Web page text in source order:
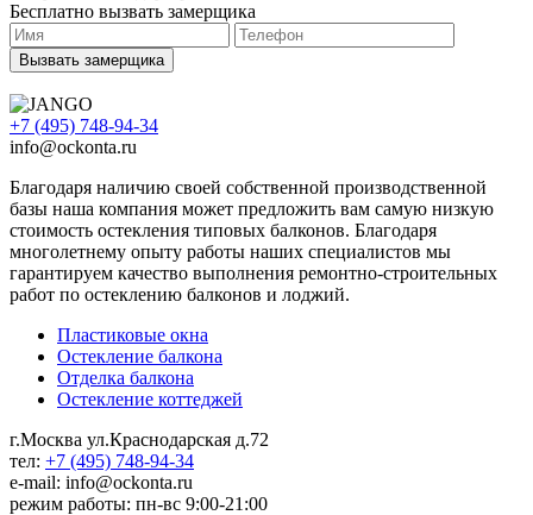
Бесплатно вызвать замерщика
Вызвать замерщика
+7 (495) 748-94-34
info@ockonta.ru
Благодаря наличию своей собственной производственной
базы наша компания может предложить вам самую низкую
стоимость остекления типовых балконов. Благодаря
многолетнему опыту работы наших специалистов мы
гарантируем качество выполнения ремонтно-строительных
работ по остеклению балконов и лоджий.
Пластиковые окна
Остекление балкона
Отделка балкона
Остекление коттеджей
г.Москва ул.Краснодарская д.72
тел: +7 (495) 748-94-34
e-mail: info@ockonta.ru
режим работы: пн-вс 9:00-21:00